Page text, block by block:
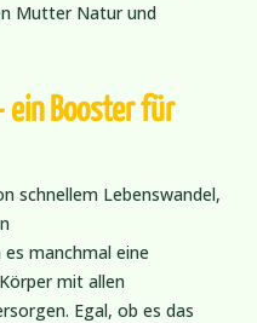
Mutter Natur und
ein Booster für
schnellem Lebenswandel,
manchmal eine
mit allen
Egal, ob es das